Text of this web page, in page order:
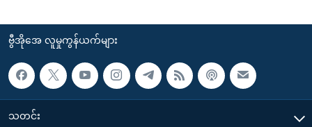
ဗွီအိုအေ လူမှုကွန်ယက်များ
သတင်း